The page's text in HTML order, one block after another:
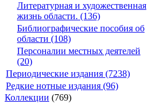
Литературная и художественная
жизнь области. (136)
Библиографические пособия об
области (108)
Персоналии местных деятелей
(20)
Периодические издания (7238)
Редкие нотные издания (96)
Коллекции (769)